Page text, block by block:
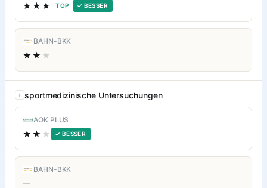
★★★ TOP ✓ BESSER
BAHN-BKK
★★ ★
sportmedizinische Untersuchungen
AOK PLUS
★★ ★ ✓ BESSER
BAHN-BKK
—